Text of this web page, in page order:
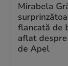
Mirabela
flancată de
aflat
de Apel